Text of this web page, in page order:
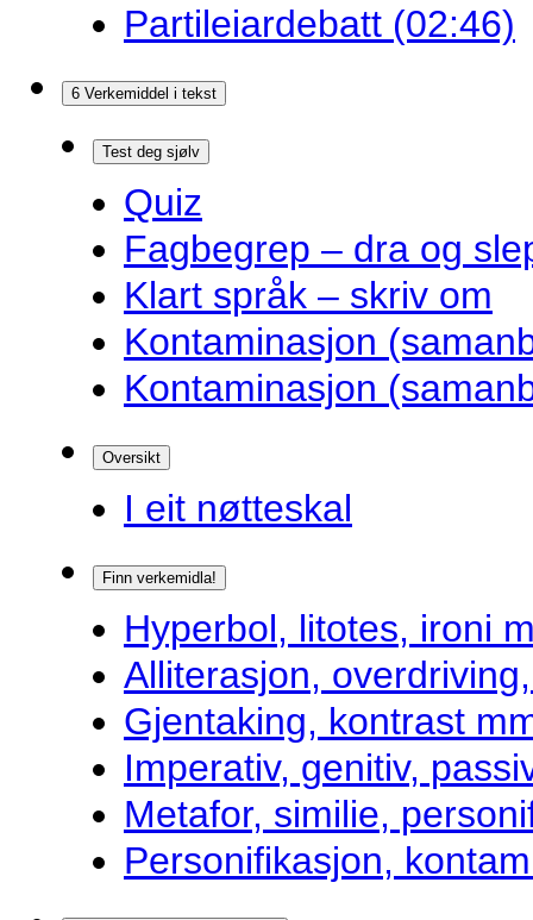
Partileiardebatt (02:46)
6 Verkemiddel i tekst
Test deg sjølv
Quiz
Fagbegrep – dra og
Klart språk – skriv om
Kontaminasjon
Kontaminasjon
Oversikt
I eit nøtteskal
Finn verkemidla!
Hyperbol, litotes, ironi
Alliterasjon,
Gjentaking, kontrast
Imperativ, genitiv,
Metafor, similie,
Personifikasjon,